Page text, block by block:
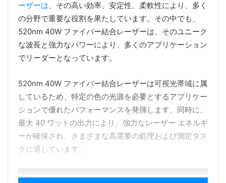
ーザーは、その高い効率、安定性、柔軟性により、多く
の分野で重要な役割を果たしています。その中でも、
520nm 40W ファイバー結合レーザーは、そのユニーク
な波長と強力なパワーにより、多くのアプリケーション
でリーダーとなっています。
520nm 40W ファイバー結合レーザーは可視光帯域に属
しているため、特定の色の光源を必要とするアプリケー
ションで優れたパフォーマンスを発揮します。同時に、
最大 40 ワットの出力により、強力なレーザー エネルギ
ーが確保され、さまざまな高需要の処理および測定タス
クに適しています。